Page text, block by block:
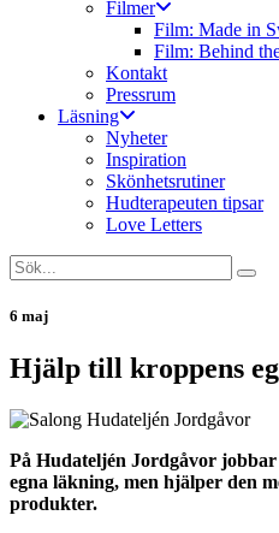
Filmer
Film: Made in
Film: Behind
Kontakt
Pressrum
Läsning
Nyheter
Inspiration
Skönhetsrutiner
Hudterapeuten tipsar
Love Letters
6 maj
Hjälp till kroppens
På Hudateljén Jordgåvor
egna läkning, men hjälper den
produkter.